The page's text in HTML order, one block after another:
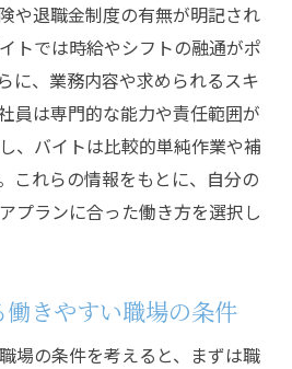
や退職金制度の有無が明記され
トでは時給やシフトの融通がポ
に、業務内容や求められるスキ
員は専門的な能力や責任範囲が
、バイトは比較的単純作業や補
これらの情報をもとに、自分の
プランに合った働き方を選択し
きやすい職場の条件
場の条件を考えると、まずは職